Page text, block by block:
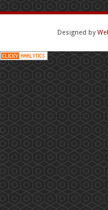
Designed by